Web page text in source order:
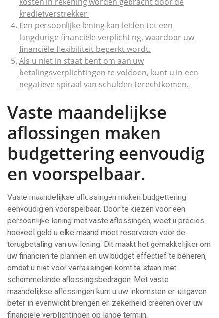
kredietverstrekker.
Een persoonlijke lening kan leiden tot een
langdurige financiële verplichting, waardoor uw
financiële flexibiliteit beperkt wordt.
Als u niet in staat bent om aan uw
betalingsverplichtingen te voldoen, kunt u in een
negatieve spiraal van schulden terechtkomen.
Vaste maandelijkse
aflossingen maken
budgettering eenvoudig
en voorspelbaar.
Vaste maandelijkse aflossingen maken budgettering
eenvoudig en voorspelbaar. Door te kiezen voor een
persoonlijke lening met vaste aflossingen, weet u precies
hoeveel geld u elke maand moet reserveren voor de
terugbetaling van uw lening. Dit maakt het gemakkelijker om
uw financiën te plannen en uw budget effectief te beheren,
omdat u niet voor verrassingen komt te staan met
schommelende aflossingsbedragen. Met vaste
maandelijkse aflossingen kunt u uw inkomsten en uitgaven
beter in evenwicht brengen en zekerheid creëren over uw
financiële verplichtingen op lange termijn.